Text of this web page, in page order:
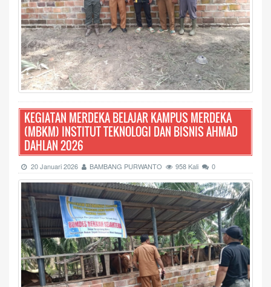
KEGIATAN MERDEKA BELAJAR KAMPUS MERDEKA
(MBKM) INSTITUT TEKNOLOGI DAN BISNIS AHMAD
DAHLAN 2026
20 Januari 2026 BAMBANG PURWANTO 958 Kali 0